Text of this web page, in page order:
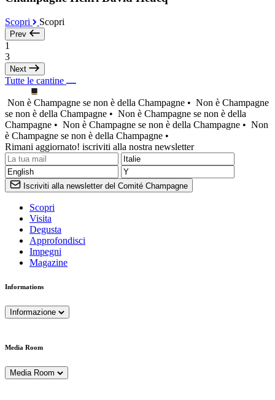
Scopri Scopri
Prev
1
3
Next
Tutte le cantine
Non è Champagne se non è della Champagne • Non è Champagne
se non è della Champagne • Non è Champagne se non è della
Champagne • Non è Champagne se non è della Champagne • Non
è Champagne se non è della Champagne •
Rimani aggiornato! iscriviti alla nostra newsletter
Iscriviti alla newsletter del Comité Champagne
Scopri
Visita
Degusta
Approfondisci
Impegni
Magazine
Informations
Informazione
Media Room
Media Room